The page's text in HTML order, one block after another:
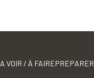
A VOIR / À FAIREPREPARER